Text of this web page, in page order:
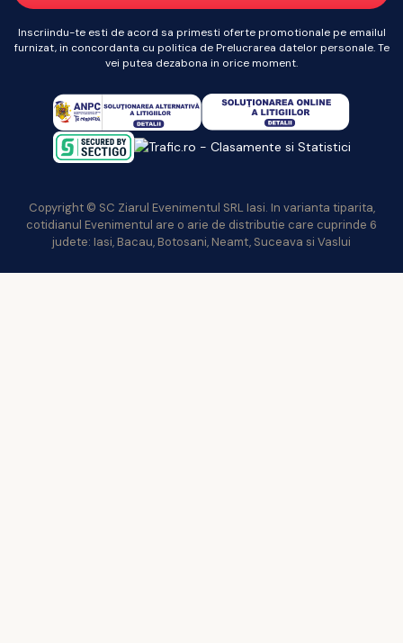
Inscriindu-te esti de acord sa primesti oferte promotionale pe emailul
furnizat, in concordanta cu politica de Prelucrarea datelor personale. Te
vei putea dezabona in orice moment.
Copyright © SC Ziarul Evenimentul SRL Iasi. In varianta tiparita,
cotidianul Evenimentul are o arie de distributie care cuprinde 6
judete: Iasi, Bacau, Botosani, Neamt, Suceava si Vaslui